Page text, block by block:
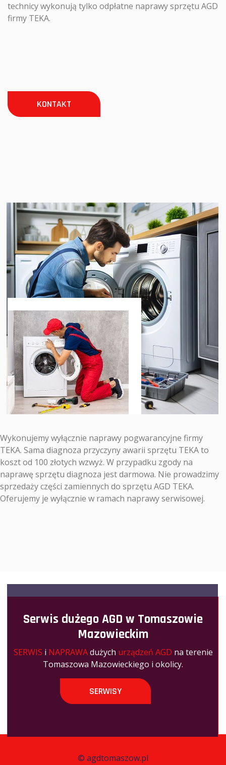
technicy wykonują tylko odpłatne naprawy sprzętu AGD
firmy TEKA.
KONTAKT
Wykonujemy wyłącznie naprawy pogwarancyjne firmy
TEKA. Sama diagnoza przyczyny awarii sprzętu TEKA to
koszt od 100 złotych wzwyż. W przypadku zgody na
naprawę sprzętu diagnoza jest darmowa. Nie prowadzimy
sprzedaży części zamiennych do sprzętu AGD TEKA.
Oferujemy je wyłącznie w ramach naprawy serwisowej.
Serwis dużego AGD w Tomaszowie
Mazowieckim
SERWIS i NAPRAWAdużych urządzeń AGD na terenie
Tomaszowa Mazowieckiego i okolicy.
SERWISY
© agdtomaszow.pl